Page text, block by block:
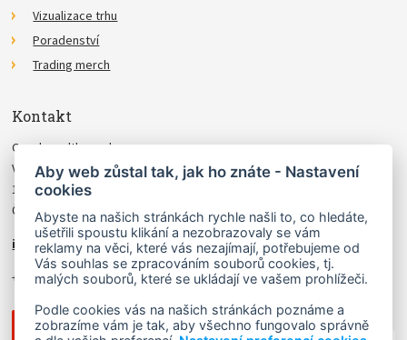
Vizualizace trhu
Poradenství
Trading merch
Kontakt
Czechwealth, spol. s r.o.
Višňová 4
140 00 Praha 4
Česká Republika
info@czechwealth.cz
+420 226 804 571 (9–12 hod.)
Aby web zůstal tak, jak ho znáte - Nastavení
cookies
Abyste na našich stránkách rychle našli to, co hledáte,
ušetřili spoustu klikání a nezobrazovaly se vám
reklamy na věci, které vás nezajímají, potřebujeme od
Vás souhlas se zpracováním souborů cookies, tj.
malých souborů, které se ukládají ve vašem prohlížeči.
Podle cookies vás na našich stránkách poznáme a
zobrazíme vám je tak, aby všechno fungovalo správně